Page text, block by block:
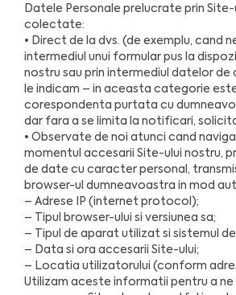
Datele Personale prelucrate prin
colectate:
• Direct de la dvs. (de exemplu, cand
intermediul unui formular pus la
nostru sau prin intermediul datelor
le indicam – in aceasta categorie
corespondenta purtata cu
dar fara a se limita la notificari,
• Observate de noi atunci cand
momentul accesarii Site-ului nostru,
de date cu caracter personal,
browser-ul dumneavoastra in mod
– Adrese IP (internet protocol);
– Tipul browser-ului si versiunea sa;
– Tipul de aparat utilizat si sistemul
– Data si ora accesarii Site-ului;
– Locatia utilizatorului (conform
Utilizam aceste informatii pentru a ne